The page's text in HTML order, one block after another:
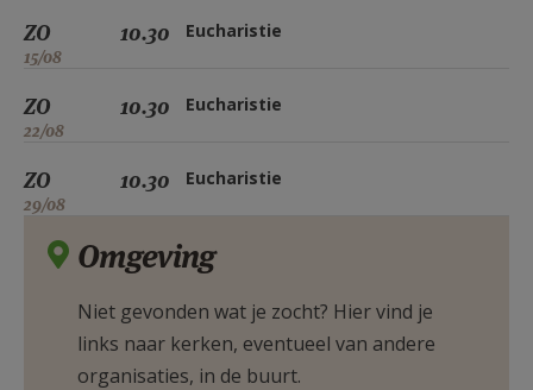
ZO
15/08
10.30 Eucharistie
ZO
22/08
10.30 Eucharistie
ZO
29/08
10.30 Eucharistie
Omgeving
Niet gevonden wat je zocht? Hier vind je
links naar kerken, eventueel van andere
organisaties, in de buurt.